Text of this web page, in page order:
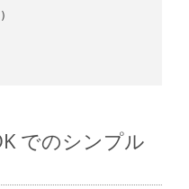
でのシンプル